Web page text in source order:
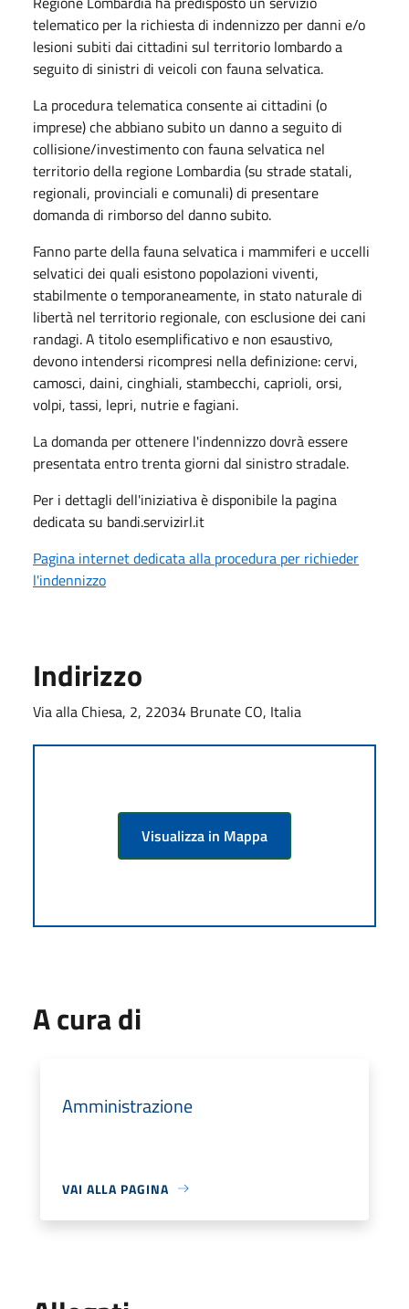
telematico per la richiesta di indennizzo per danni e/o
lesioni subiti dai cittadini sul territorio lombardo a
seguito di sinistri di veicoli con fauna selvatica.
La procedura telematica consente ai cittadini (o
imprese) che abbiano subito un danno a seguito di
collisione/investimento con fauna selvatica nel
territorio della regione Lombardia (su strade statali,
regionali, provinciali e comunali) di presentare
domanda di rimborso del danno subito.
Fanno parte della fauna selvatica i mammiferi e uccelli
selvatici dei quali esistono popolazioni viventi,
stabilmente o temporaneamente, in stato naturale di
libertà nel territorio regionale, con esclusione dei cani
randagi. A titolo esemplificativo e non esaustivo,
devono intendersi ricompresi nella definizione: cervi,
camosci, daini, cinghiali, stambecchi, caprioli, orsi,
volpi, tassi, lepri, nutrie e fagiani.
La domanda per ottenere l'indennizzo dovrà essere
presentata entro trenta giorni dal sinistro stradale.
Per i dettagli dell'iniziativa è disponibile la pagina
dedicata su bandi.servizirl.it
Pagina internet dedicata alla procedura per richieder
l'indennizzo
Indirizzo
Via alla Chiesa, 2, 22034 Brunate CO, Italia
Visualizza in Mappa
A cura di
Amministrazione
VAI ALLA PAGINA